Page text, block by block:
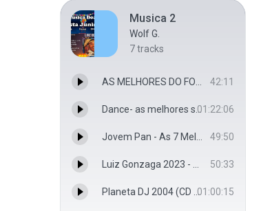
Musica 2
Wolf G.
7tracks
AS MELHORES DO FORRÓ DAS ANTIGAS _ forró pé de serra _ festa junina1_ _EuMeCuido(MP3_160K).mp3 42:11
Dance- as melhores sequências de 2002 e 2004(MP3_128K).mp3 01:22:06
Jovem Pan - As 7 Melhores 2004 (CD 1) [Building Records](MP3_128K).mp3 49:50
Luiz Gonzaga 2023 - 10 Maiores Sucessos - O Chêro Da Carolina, Vem Morena, Asa Branca, Numa Sala... - CHA CHA 50:33
Planeta DJ 2004 (CD 1)(MP3_160K).mp3 01:00:15